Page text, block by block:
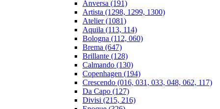
Anversa (191)
Artista (1298, 1299, 1300)
Atelier (1081)
Aquila (113, 114)
Bologna (112, 060)
Brema (647)
Brillante (128)
Calmando (130)
Copenhagen (194)
Crescendo (016, 031, 033, 048, 062, 117)
Da Capo (127)
Divisi (215, 216)